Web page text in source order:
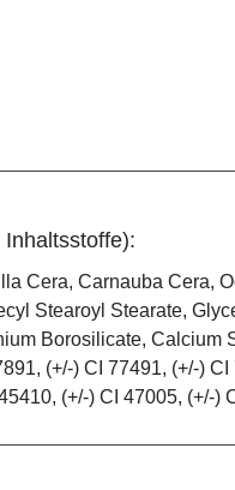
Cera, Carnauba Cera,
Stearoyl Stearate,
Borosilicate, Calcium
(+/-) CI 77491, (+/-)
(+/-) CI 47005, (+/-)